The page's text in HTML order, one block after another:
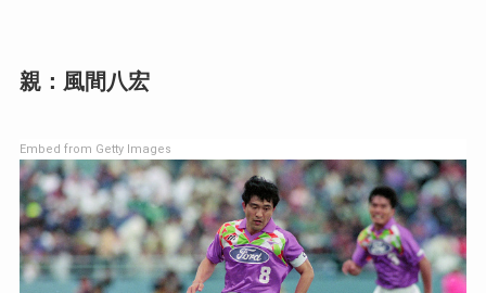
親：風間八宏
Embed from Getty Images